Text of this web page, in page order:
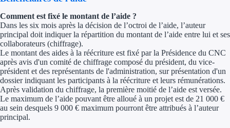
Comment est fixé le montant de l’aide ?
Dans les six mois après la décision de l’octroi de l’aide, l’auteur
principal doit indiquer la répartition du montant de l’aide entre lui et ses
collaborateurs (chiffrage).
Le montant des aides à la réécriture est fixé par la Présidence du CNC
après avis d'un comité de chiffrage composé du président, du vice-
président et des représentants de l'administration, sur présentation d'un
dossier indiquant les participants à la réécriture et leurs rémunérations.
Après validation du chiffrage, la première moitié de l’aide est versée.
Le maximum de l’aide pouvant être alloué à un projet est de 21 000 €
au sein desquels 9 000 € maximum pourront être attribués à l’auteur
principal.